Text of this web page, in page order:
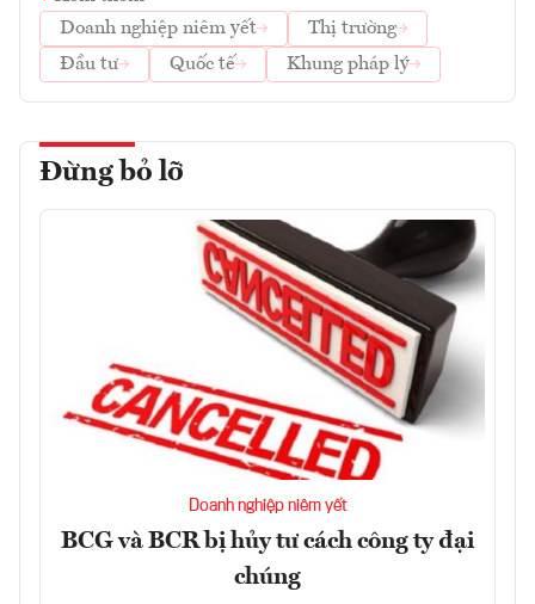
Doanh nghiệp niêm yết
Thị trường
Đầu tư
Quốc tế Khung pháp lý
Đừng bỏ lỡ
Doanh nghiệp niêm yết
BCG và BCR bị hủy tư cách công ty đại
chúng